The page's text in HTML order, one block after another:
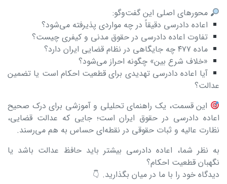
محورهای اصلی این گفت‌وگو:
اعاده دادرسی دقیقاً در چه مواردی پذیرفته می‌شود؟
تفاوت اعاده دادرسی در حقوق مدنی و کیفری چیست؟
ماده ۴۷۷ چه جایگاهی در نظام قضایی ایران دارد؟
«خلاف شرع بین» چگونه احراز می‌شود؟
آیا اعاده دادرسی تهدیدی برای قطعیت احکام است یا تضمین
عدالت؟
این قسمت، یک راهنمای تحلیلی و آموزشی برای درک صحیح
اعاده دادرسی در حقوق ایران است؛ جایی که عدالت قضایی،
نظارت عالیه و ثبات حقوقی در نقطه‌ای حساس به هم می‌رسند.
به نظر شما، اعاده دادرسی بیشتر باید حافظ عدالت باشد یا
نگهبان قطعیت احکام؟
دیدگاه خود را با ما در میان بگذارید.